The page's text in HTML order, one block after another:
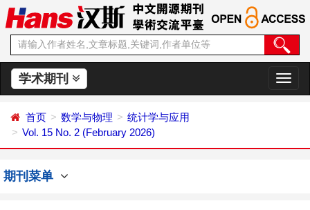
学术期刊
切
换
首页 数学与物理
统计学与应用
Vol. 15 No. 2 (February 2026)
期刊菜单